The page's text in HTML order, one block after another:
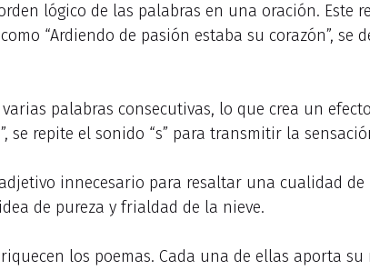
lógico de las palabras en una oración. Este
“Ardiendo de pasión estaba su corazón”, se
palabras consecutivas, lo que crea un
se repite el sonido “s” para transmitir la
innecesario para resaltar una cualidad
de pureza y frialdad de la nieve.
los poemas. Cada una de ellas aporta